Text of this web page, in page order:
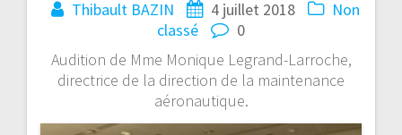
Thibault BAZIN 4 juillet 2018
Non
classé
0
Audition de Mme Monique Legrand-Larroche,
directrice de la direction de la maintenance
aéronautique.